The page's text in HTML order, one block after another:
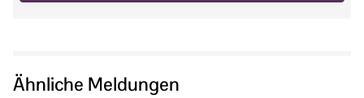
Ähnliche Meldungen